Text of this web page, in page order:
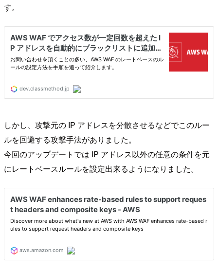
す。
しかし、攻撃元の IP アドレスを分散させるなどでこのルー
ルを回避する攻撃手法がありました。
今回のアップデートでは IP アドレス以外の任意の条件を元
にレートベースルールを設定出来るようになりました。